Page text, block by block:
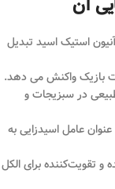
آن
استیک اسید تبدیل
بازیک واکنش می‌ دهد.
در سبزیجات و
عامل اسیدزایی به
و تقویت‌کننده برای الکل